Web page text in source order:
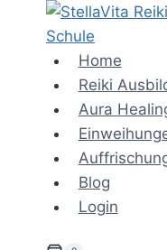
springen
Home
Reiki
Aura
Blog
Login